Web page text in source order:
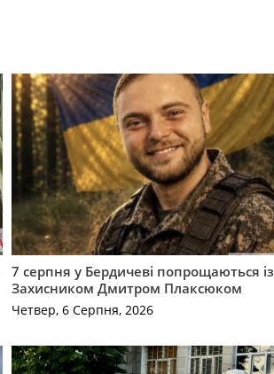
7 серпня у Бердичеві попрощаються із
Захисником Дмитром Плаксюком
Четвер, 6 Серпня, 2026